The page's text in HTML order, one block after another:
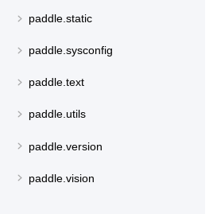
paddle.static
paddle.sysconfig
paddle.text
paddle.utils
paddle.version
paddle.vision